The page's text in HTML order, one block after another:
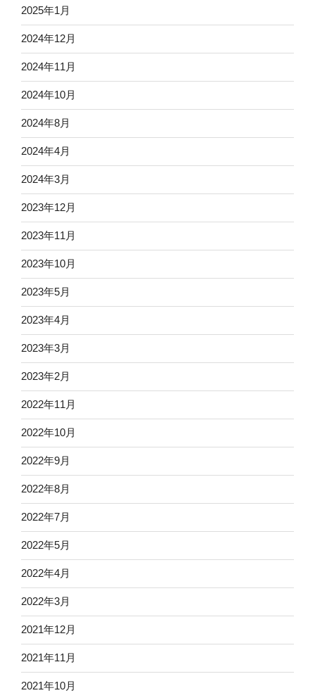
2025年1月
2024年12月
2024年11月
2024年10月
2024年8月
2024年4月
2024年3月
2023年12月
2023年11月
2023年10月
2023年5月
2023年4月
2023年3月
2023年2月
2022年11月
2022年10月
2022年9月
2022年8月
2022年7月
2022年5月
2022年4月
2022年3月
2021年12月
2021年11月
2021年10月